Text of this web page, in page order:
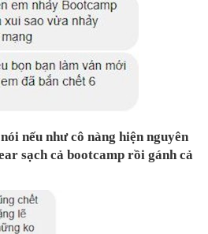
nếu như cô nàng hiện nguyên
sạch cả bootcamp rồi gánh cả